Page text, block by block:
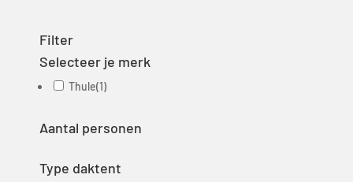
Filter
Selecteer je merk
Thule(1)
Aantal personen
Type daktent